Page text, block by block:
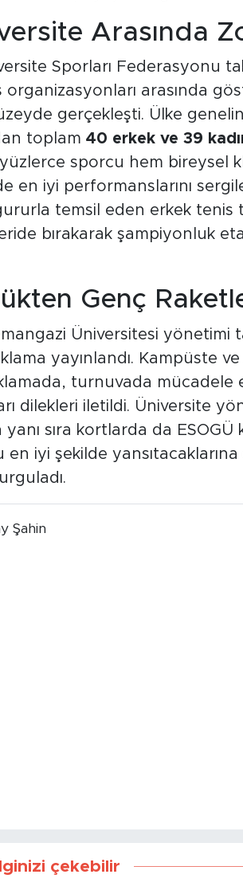
Arasında
Sporları Federasyonu
arasında
gerçekleşti. Ülke
toplam 40 erkek ve 39
sporcu hem bireysel
en iyi performanslarını
temsil eden erkek tenis
bırakarak şampiyonluk
Genç
Üniversitesi yönetimi
yayınlandı. Kampüste
turnuvada mücadele
dilekleri iletildi. Üniversite
yanı sıra kortlarda da
iyi şekilde yansıtacaklarına
Şahin
çekebilir